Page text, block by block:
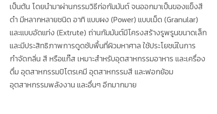
เป็นต้น โดยนำมาผ่านกรรมวิธีก่อกัมมันต์ จนออกมาเป็นของแข็งสี
ดำ มีหลากหลายชนิด อาทิ แบบผง (Power) แบบเม็ด (Granular)
และแบบอัดแท่ง (Extrute) ถ่านกัมมันต์มีโครงสร้างรูพรูนขนาดเล็ก
และมีประสิทธิภาพการดูดซับพื้นที่ผิวมหาศาล ใช้ประโยชน์ในการ
กำจัดกลิ่น สี หรือแก๊ส เหมาะสำหรับอุตสาหกรรมอาหาร และเครื่อง
ดื่ม อุตสาหกรรมปิโตรเคมี อุตสาหกรรมสี และฟอกย้อม
อุตสาหกรรมพลังงาน และอื่นๆ อีกมากมาย